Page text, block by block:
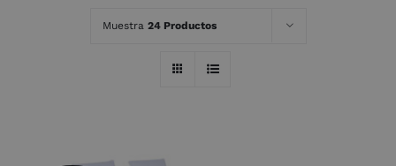
Muestra 24 Productos